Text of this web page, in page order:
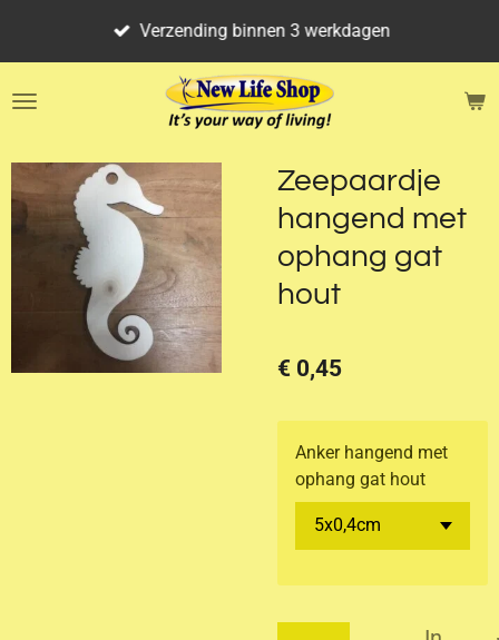
de
Verzending binnen 3 werkdagen
Zeepaardje
hangend met
ophang gat
hout
€ 0,45
Anker hangend met
ophang gat hout